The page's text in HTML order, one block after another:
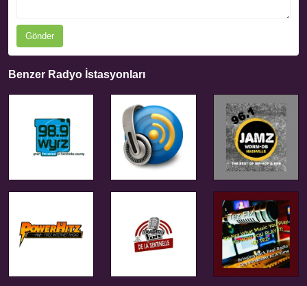
Gönder
Benzer Radyo İstasyonları